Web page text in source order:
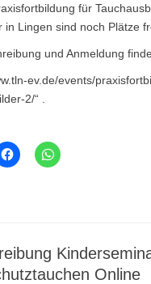
für
in Lingen sind noch Plätze
und Anmeldung
ev.de/events/
2/“ .
Online